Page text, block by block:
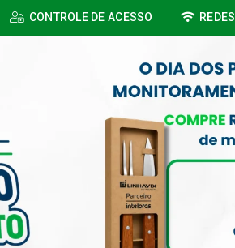
CONTROLE DE ACESSO REDES